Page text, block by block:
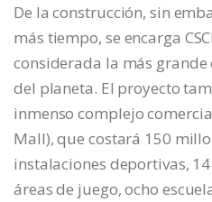
De la construcción, sin
más tiempo, se encarga
considerada la más
del planeta. El proyecto
inmenso complejo
Mall), que costará 150
instalaciones deportivas,
áreas de juego, ocho